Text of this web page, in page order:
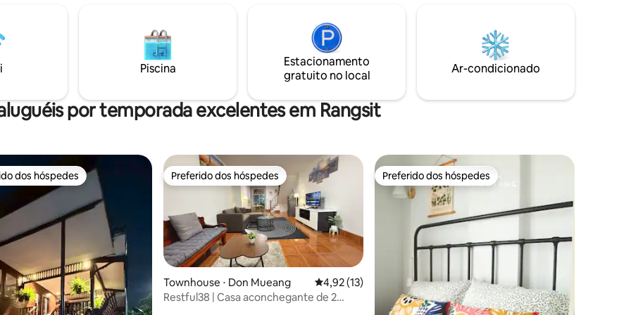
vila encantadora.🙏❤️
perfeito para explorar Bangkok de carro
ou de transportes públicos.
experiência está esperando por você.
Piscina
Estacionamento
gratuito no local
Ar-condicionado
por temporada excelentes em Rangsit
preferidos dos hóspedes
dos hóspedes Preferido dos hóspedes
Preferido dos hóspedes
Townhouse ⋅ Don Mueang 4,92 de uma avaliação média de 5, 13 avaliações
4,92 (13)
Restful38 | Casa aconchegante de 2
Preferido dos hóspedes
Preferido dos hóspedes